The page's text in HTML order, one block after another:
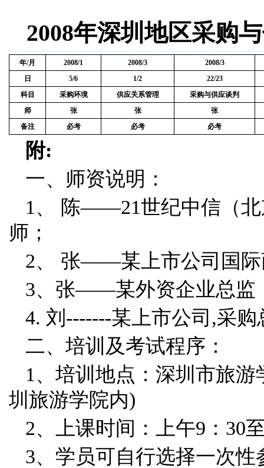
2008年深圳地区采购
年/月 2008/1 2008/3
2008/3
日
5/6 1/2
22/23
科目
采购环境 供应关系管理
采购与供应谈判
师
张 张
张
备注
必考 必考 必考
附:
一、师资说明：
1、 陈——21世纪中信（北
师；
2、 张——某上市公司国际
3、张——某外资企业总监
4. 刘-------某上市公司,采购
二、培训及考试程序：
1、培训地点：深圳市旅
圳旅游学院内)
2、上课时间：上午9：30
3、学员可自行选择一次